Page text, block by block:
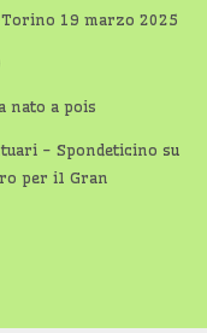
19 marzo 2025
nato a pois
- Spondeticino su
per il Gran